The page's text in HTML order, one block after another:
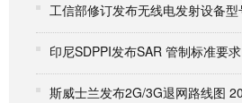
印尼SDPPI发布SAR 管制标准要求